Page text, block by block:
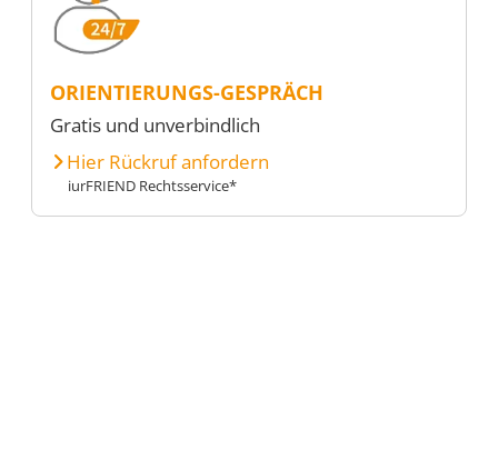
ORIENTIERUNGS-GESPRÄCH
Gratis und unverbindlich
Hier Rückruf anfordern
iurFRIEND Rechtsservice*